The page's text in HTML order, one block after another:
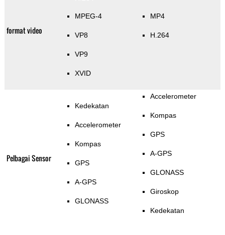
format video
MPEG-4
VP8
VP9
XVID
MP4
H.264
Pelbagai Sensor
Kedekatan
Accelerometer
Kompas
GPS
A-GPS
GLONASS
Accelerometer
Kompas
GPS
A-GPS
GLONASS
Giroskop
Kedekatan